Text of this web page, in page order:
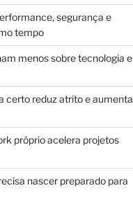
segurança e
tempo
menos sobre tecnologia e
certo reduz atrito e aumenta
próprio acelera projetos
nascer preparado para